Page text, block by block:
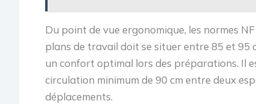
Du point de vue ergonomique, les normes
plans de travail doit se situer entre 85 et 95
un confort optimal lors des préparations. Il
circulation minimum de 90 cm entre deux
déplacements.